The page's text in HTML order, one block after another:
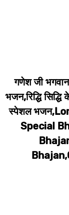
गणेश जी
भजन,रिद्धि
स्पेशल
Special